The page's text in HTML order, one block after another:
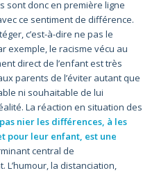
sont donc en première ligne
ce sentiment de différence.
c’est-à-dire ne pas le
exemple, le racisme vécu au
direct de l’enfant est très
parents de l’éviter autant que
ni souhaitable de lui
La réaction en situation des
nier les différences, à les
pour leur enfant, est une
central de
L’humour, la distanciation,